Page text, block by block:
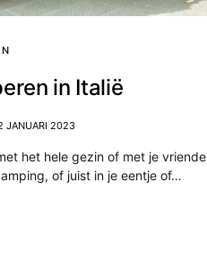
in Italië
JANUARI 2023
het hele gezin of met je
of juist in je eentje of…